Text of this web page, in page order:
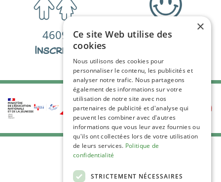
4609
Inscrits
98%
×
Ce site Web utilise des
cookies
Nous utilisons des cookies pour
personnaliser le contenu, les publicités et
analyser notre trafic. Nous partageons
également des informations sur votre
utilisation de notre site avec nos
partenaires de publicité et d'analyse qui
peuvent les combiner avec d'autres
informations que vous leur avez fournies ou
qu'ils ont collectées lors de votre utilisation
de leurs services. Politique de
confidentialité
STRICTEMENT NÉCESSAIRES